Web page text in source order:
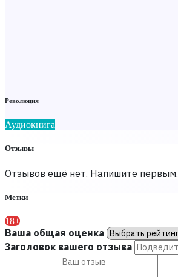
Революция
Аудиокнига
Отзывы
Отзывов ещё нет. Напишите первым.
Метки
18+
Ваша общая оценка
Заголовок вашего отзыва